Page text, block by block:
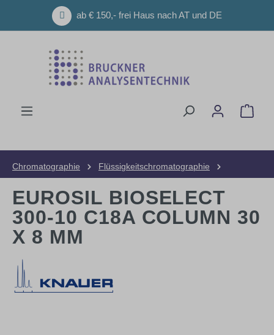
Zum Hauptinhalt springenab € 150,- frei Haus nach AT und DE
Chromatographie
Flüssigkeitschromatographie
EUROSIL BIOSELECT
300-10 C18A COLUMN 30
X 8 MM